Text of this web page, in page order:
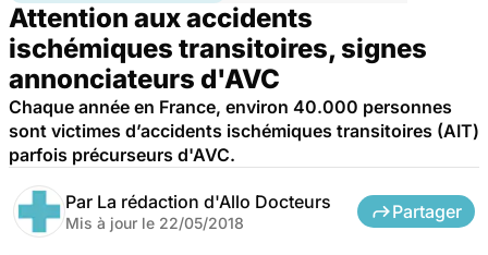
Attention aux accidents
ischémiques transitoires, signes
annonciateurs d'AVC
Chaque année en France, environ 40.000 personnes
sont victimes d’accidents ischémiques transitoires (AIT)
parfois précurseurs d'AVC.
Par La rédaction d'Allo Docteurs
Mis à jour le 22/05/2018
Partager